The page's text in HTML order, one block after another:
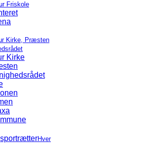
Friskole
Kirke, Præsten
Kirke
Hver